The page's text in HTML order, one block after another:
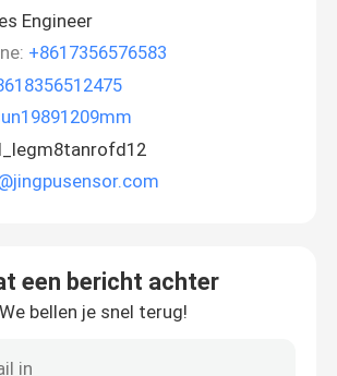
Engineer
+8617356576583
een bericht achter
We bellen je snel terug!